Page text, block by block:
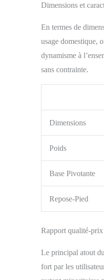
Dimensions et
En termes de
usage domestique,
dynamisme à
sans contrainte.
Dimensions
Poids
Base Pivotante
Repose-Pied
Rapport qualité-prix
Le principal atout
fort par les